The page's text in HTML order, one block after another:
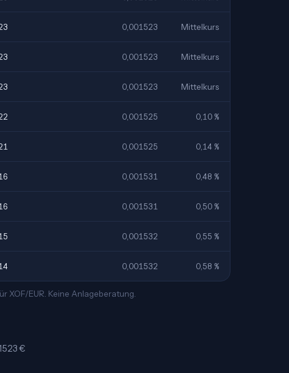
0,001523 Mittelkurs
0,001523 Mittelkurs
0,001523 Mittelkurs
0,001525 0,10 %
0,001525 0,14 %
0,001531 0,48 %
0,001531 0,50 %
0,001532 0,55 %
0,001532 0,58 %
EUR. Keine Anlageberatung.
€